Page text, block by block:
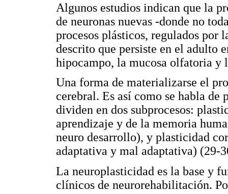
Algunos estudios indican que la
de neuronas nuevas -donde no
procesos plásticos, regulados por
descrito que persiste en el adulto
hipocampo, la mucosa olfatoria y
Una forma de materializarse el
cerebral. Es así como se habla
dividen en dos subprocesos:
aprendizaje y de la memoria
neuro desarrollo), y plasticidad
adaptativa y mal adaptativa) (29-
La neuroplasticidad es la base y
clínicos de neurorehabilitación.